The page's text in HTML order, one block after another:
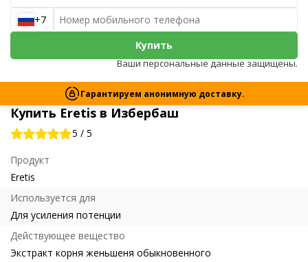
Купить Eretis в Избербаш
5 / 5
Продукт
Eretis
Используется для
Для усиления потенции
Действующее вещество
Экстракт корня женьшеня обыкновенного
+7
Купить
Ваши персональные данные защищены.
Гарантируем анонимную доставку.